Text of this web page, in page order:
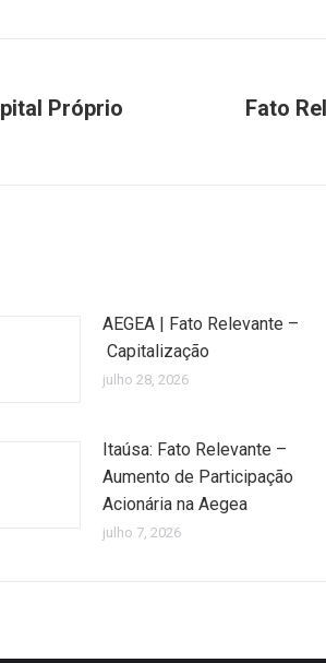
Próprio
Fato
AEGEA | Fato Relevante –
Capitalização
julho 28, 2026
Itaúsa: Fato Relevante –
Aumento de Participação
Acionária na Aegea
julho 7, 2026